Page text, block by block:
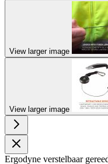
View larger image
View larger image
Ergodyne verstelbaar